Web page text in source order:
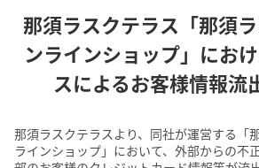
那須ラスクテラス「那須
ンラインショップ」にお
スによるお客様情報流
那須ラスクテラスより、同社が運営する「
ラインショップ」において、外部からの不